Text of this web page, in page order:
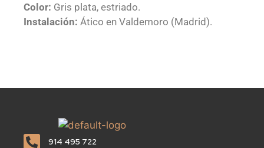
Color: Gris plata, estriado.
Instalación: Ático en Valdemoro (Madrid).
914 495 722